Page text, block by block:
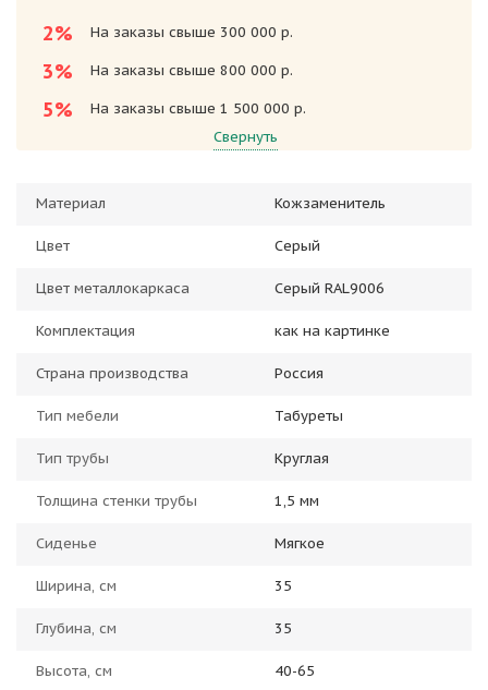
2%
На заказы свыше 300 000 р.
3% На заказы свыше 800 000 р.
5%
На заказы свыше 1 500 000 р.
Свернуть
Материал Кожзаменитель
Цвет Серый
Цвет металлокаркаса Серый RAL9006
Комплектация как на картинке
Страна производства Россия
Тип мебели Табуреты
Тип трубы Круглая
Толщина стенки трубы 1,5 мм
Сиденье Мягкое
Ширина, см 35
Глубина, см 35
Высота, см 40-65